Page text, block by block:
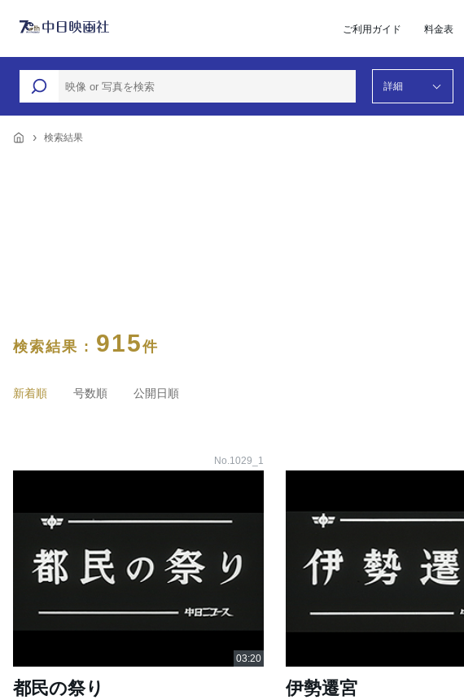
ご利用ガイド 料金表
詳細
検索結果
検索結果 : 915件
新着順 号数順 公開日順
No.1029_1
都民の祭り 伊勢遷宮